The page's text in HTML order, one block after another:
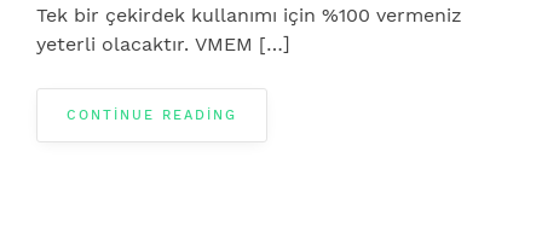
Tek bir çekirdek kullanımı için %100 vermeniz
yeterli olacaktır. VMEM […]
CONTINUE READING